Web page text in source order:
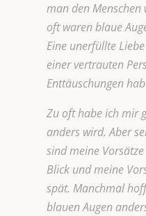
man den
oft waren blaue
Eine unerfüllte
einer vertrauten
Enttäuschungen
Zu oft habe ich mir
anders wird. Aber
sind meine
Blick und meine
spät. Manchmal
blauen Augen